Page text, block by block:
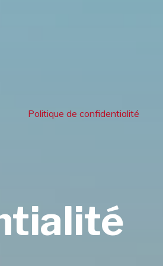
Politique de confidentialité